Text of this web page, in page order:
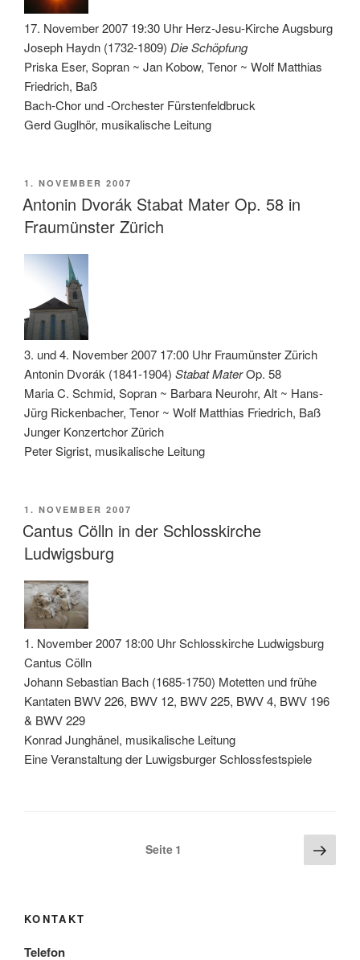
17. November 2007 19:30 Uhr Herz-Jesu-Kirche Augsburg
Joseph Haydn (1732-1809) Die Schöpfung
Priska Eser, Sopran ~ Jan Kobow, Tenor ~ Wolf Matthias
Friedrich, Baß
Bach-Chor und -Orchester Fürstenfeldbruck
Gerd Guglhör, musikalische Leitung
VERÖFFENTLICHT
AM
1. NOVEMBER 2007
Antonin Dvorák Stabat Mater Op. 58 in
Fraumünster Zürich
3. und 4. November 2007 17:00 Uhr Fraumünster Zürich
Antonin Dvorák (1841-1904) Stabat MaterOp. 58
Maria C. Schmid, Sopran ~ Barbara Neurohr, Alt ~ Hans-
Jürg Rickenbacher, Tenor ~ Wolf Matthias Friedrich, Baß
Junger Konzertchor Zürich
Peter Sigrist, musikalische Leitung
VERÖFFENTLICHT
AM
1. NOVEMBER 2007
Cantus Cölln in der Schlosskirche
Ludwigsburg
1. November 2007 18:00 Uhr Schlosskirche Ludwigsburg
Cantus Cölln
Johann Sebastian Bach (1685-1750) Motetten und frühe
Kantaten BWV 226, BWV 12, BWV 225, BWV 4, BWV 196
& BWV 229
Konrad Junghänel, musikalische Leitung
Eine Veranstaltung der Luwigsburger Schlossfestspiele
Seitennummerierung
Seite 1
Seite
KONTAKT
Telefon